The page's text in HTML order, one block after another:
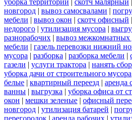
новгород | вывоз самосвалами |
мебели | вывоз окон | скотч офисный |
недорого | утилизация мусора |
разнорабочих | вывоз межкомнатных
мебели | газель перевозки нижний
мусора | разборка | разборка мебели |
газели | услуги трактора | нанять
уборка дачи от строительного мусора
белые | квартирный переезд | аренда
ванны | выгрузка | уборка офиса от
окон | мешки зеленые | офисный
новгород | утилизация батарей |
перегородок | аренда рабочих |